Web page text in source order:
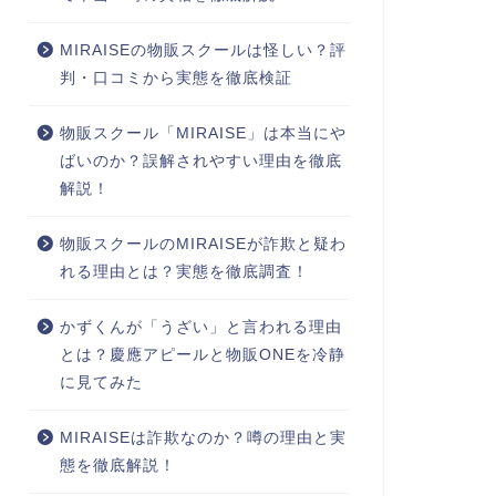
MIRAISEの物販スクールは怪しい？評
判・口コミから実態を徹底検証
物販スクール「MIRAISE」は本当にや
ばいのか？誤解されやすい理由を徹底
解説！
物販スクールのMIRAISEが詐欺と疑わ
れる理由とは？実態を徹底調査！
かずくんが「うざい」と言われる理由
とは？慶應アピールと物販ONEを冷静
に見てみた
MIRAISEは詐欺なのか？噂の理由と実
態を徹底解説！